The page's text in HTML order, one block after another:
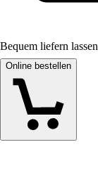
Bequem liefern lassen
Online bestellen